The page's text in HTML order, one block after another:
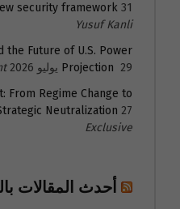
security framework 31 يوليو 2026
Yusuf Kanli
the Future of U.S. Power
Projection 29 يوليو 2026
From Regime Change to
Neutralization 27 يوليو 2026
Exclusive
أحدث المقالات